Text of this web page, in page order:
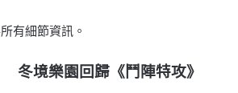
有細節資訊。
冬境樂園回歸《鬥陣特攻》